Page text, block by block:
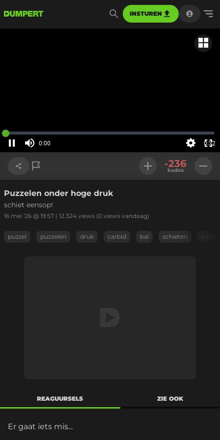
INSTUREN
uit
Huidige
tijd
0:00 0:32
Geladen:
0%
Link kopiëren
-236
kudos
Puzzelen onder hoge druk
schiet eensop!
16 mei '26 @ 19:57 | 12.324 views (0 views vandaag)
puzzel puzzelen druk carbid bal schieten
REAGUURSELS ZIE OOK
Er gaat iets mis...